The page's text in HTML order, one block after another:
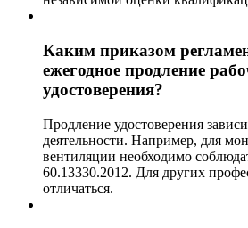
Каким приказом
ежегодное продление
удостоверения?
Продление удостоверения
деятельности. Например, для
вентиляции необходимо
60.13330.2012. Для других
отличаться.